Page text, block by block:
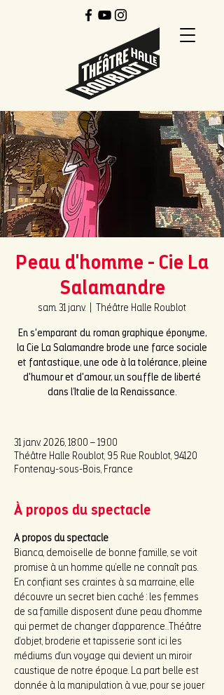
Peau d'homme - Cie La
Salamandre
sam. 31 janv. Théâtre Halle Roublot
En s'emparant du roman graphique éponyme,
la Cie La Salamandre brode une farce sociale
et fantastique, une ode à la tolérance, pleine
d'humour et d'amour, un souffle de liberté
dans l’Italie de la Renaissance.
31 janv. 2026, 18:00 – 19:00
Théâtre Halle Roublot, 95 Rue Roublot, 94120
Fontenay-sous-Bois, France
À propos du spectacle
A propos du spectacle
Bianca, demoiselle de bonne famille, se voit
promise à un homme qu’elle ne connaît pas.
En confiant ses craintes à sa marraine, elle
découvre un secret bien caché : les femmes
de sa famille disposent d’une peau d’homme
qui permet de changer d’apparence…Théâtre
d’objet, broderie et tapisserie sont ici les
médiums d’un voyage qui devient un miroir
caustique de notre époque. La part belle est
donnée à la manipulation à vue, pour se jouer